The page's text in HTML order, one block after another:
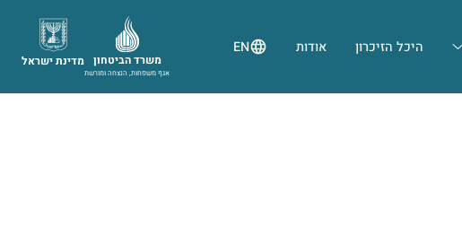
היכל הזיכרון אודות EN
מדינת ישראל משרד הביטחון
אגף משפחות, הנצחה ומורשת